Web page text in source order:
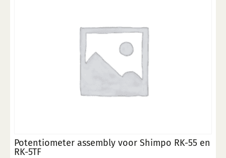
Potentiometer assembly voor Shimpo RK-55 en
RK-5TF